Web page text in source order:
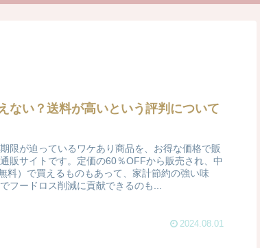
ない？送料が高いという評判について
限が迫っているワケあり商品を、お得な価格で販
販サイトです。定価の60％OFFから販売され、中
料）で買えるものもあって、家計節約の強い味
フードロス削減に貢献できるのも...
2024.08.01